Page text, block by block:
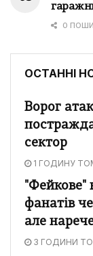
0
ОСТАННІ
Ворог
сектор
1 ГОДИНУ
"Фейкове"
фанатів
але
3 ГОДИНИ